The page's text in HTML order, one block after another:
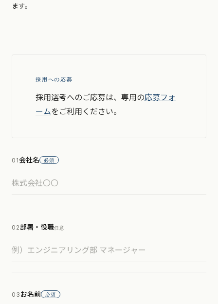
ます。
採用への応募
採用選考へのご応募は、専用の応募フォ
ームをご利用ください。
01会社名 必須
02部署・役職任意
03 お名前 必須